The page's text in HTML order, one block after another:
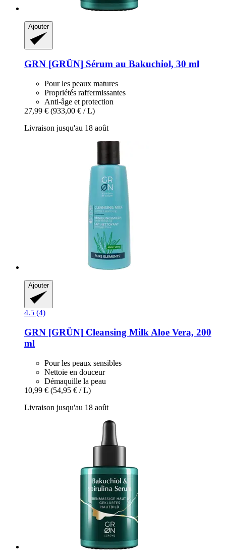
Ajouter
GRN [GRÜN] Sérum au Bakuchiol, 30 ml
Pour les peaux matures
Propriétés raffermissantes
Anti-âge et protection
27,99 € (933,00 € / L)
Livraison jusqu'au 18 août
Ajouter
4.5 (4)
GRN [GRÜN] Cleansing Milk Aloe Vera, 200
ml
Pour les peaux sensibles
Nettoie en douceur
Démaquille la peau
10,99 € (54,95 € / L)
Livraison jusqu'au 18 août